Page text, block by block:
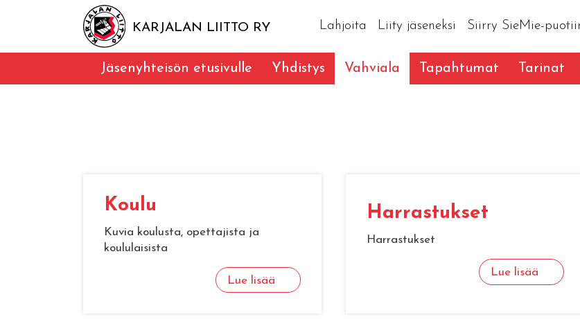
KARJALAN LIITTO RY Lahjoita Liity jäseneksi Siirry SieMie-
Jäsenyhteisön etusivulle Yhdistys Vahviala Tapahtumat Tarinat
Koulu
Kuvia koulusta, opettajista ja
koululaisista
Lue lisää
Harrastukset
Harrastukset
Lue lisää